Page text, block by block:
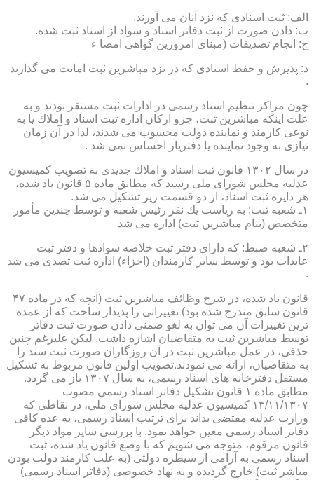
الف: ثبت اسنادی كه نزد آنان می آورند.
ب: دادن صورت از ثبت دفاتر اسناد و سواد از اسناد ثبت شده.
ج: انجام تصدیقات (مبنای امروزین گواهی امضا ء
د: پذیرش و حفظ اسنادی كه در نزد مباشرین ثبت امانت می گذارند
.
چون مراكز تنظیم اسناد رسمی در ادارات ثبت مستقر بودند و به
علت اینكه مباشرین ثبت، جزو اركان اداره ثبت اسناد و املاك یا به
نوعی كارمند و نماینده دولت محسوب می شدند، لذا در آن زمان
نیازی به وجود نماینده یا دفتریار احساس نمی شد .
در سال ۱۳۰۲ قانون ثبت اسناد و املاك جدیدی به تصویب كمیسیون
عدلیه مجلس شورای ملی رسید كه مطابق ماده ۵ قانون یاد شده،
هر دایره ثبت اسناد، از دو قسمت زیر تشكیل می شد.
۱ـ شعبه ثبت: به ریاست یك نفر رئیس شعبه و توسط چندین مأمور
متخصص (بنام مباشرین ثبت) اداره می شد
۲ـ شعبه ضبط: كه دارای دفتر ثبت خلاصه سوادها و دفتر ثبت
عایدات بود و توسط سایر كارمندان (اجزاء) اداره ثبت تصدی می شد
.
قانون یاد شده، در شرح وظائف مباشرین ثبت (آنچه كه در ماده ۴۷
قانون سابق مندرج شده بود) تغییراتی را پدیدار ساخت كه از عمده
ترین تغییرات آن می توان به لغو ضمنی دادن صورت ثبت دفاتر
توسط مباشرین ثبت به متقاضیان اشاره داشت. لیكن علیرغم چنین
حذفی، در عمل مباشرین ثبت در آن روزگاران صورت ثبت سند را
به متقاضیان، ارائه می نمودند.تصویب اولین قانون مربوط به تشكیل
مستقل دفترخانه های اسناد رسمی، به سال ۱۳۰۷ باز می گردد.
مطابق ماده ۱ قانون تشكیل دفاتر اسناد رسمی مصوب
۱۳/۱۱/۱۳۰۷ كمیسیون عدلیه مجلس شورای ملی، در نقاطی كه
وزارت عدلیه مقتضی بداند برای ترتیب اسناد رسمی، به عده كافی
دفاتر اسناد رسمی معین خواهد نمود. با بررسی سایر مواد دیگر
قانون مرقوم، متوجه می شویم كه با وضع قانون یاد شده، ثبت
اسناد رسمی به آرامی از سیطره دولتی (به علت كارمند دولت بودن
مباشر ثبت) خارج گردیده و به نهاد خصوصی (دفاتر اسناد رسمی)